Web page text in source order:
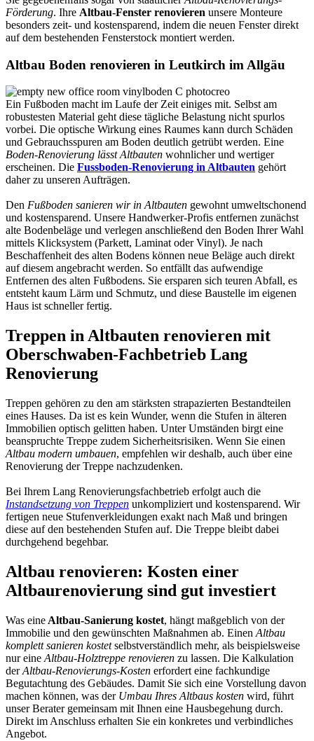
Förderung. Ihre Altbau-Fenster renovieren unsere Monteure
besonders zeit- und kostensparend, indem die neuen Fenster direkt
auf dem bestehenden Fensterstock montiert werden.
Altbau Boden renovieren in Leutkirch im Allgäu
Ein Fußboden macht im Laufe der Zeit einiges mit. Selbst am
robustesten Material geht diese tägliche Belastung nicht spurlos
vorbei. Die optische Wirkung eines Raumes kann durch Schäden
und Gebrauchsspuren am Boden deutlich getrübt werden. Eine
Boden-Renovierung lässt Altbauten wohnlicher und wertiger
erscheinen. Die Fussboden-Renovierung in Altbauten gehört
daher zu unseren Aufträgen.
Den Fußboden sanieren wir in Altbauten gewohnt umweltschonend
und kostensparend. Unsere Handwerker-Profis entfernen zunächst
alte Bodenbeläge und verlegen anschließend den Boden Ihrer Wahl
mittels Klicksystem (Parkett, Laminat oder Vinyl). Je nach
Beschaffenheit des alten Bodens können neue Beläge auch direkt
auf diesem angebracht werden. So entfällt das aufwendige
Entfernen des alten Fußbodens. Sie ersparen sich teuren Abfall, es
entsteht kaum Lärm und Schmutz, und diese Baustelle im eigenen
Haus ist schneller fertig.
Treppen in Altbauten renovieren mit
Oberschwaben-Fachbetrieb Lang
Renovierung
Treppen gehören zu den am stärksten strapazierten Bestandteilen
eines Hauses. Da ist es kein Wunder, wenn die Stufen in älteren
Immobilien optisch gelitten haben. Unter Umständen birgt eine
beanspruchte Treppe zudem Sicherheitsrisiken. Wenn Sie einen
Altbau modern umbauen, empfehlen wir deshalb, auch über eine
Renovierung der Treppe nachzudenken.
Bei Ihrem Lang Renovierungsfachbetrieb erfolgt auch die
Instandsetzung von Treppen unkompliziert und kostensparend. Wir
fertigen neue Stufenverkleidungen exakt nach Maß und bringen
diese auf den bestehenden Stufen auf. Die Treppe bleibt dabei
durchgehend begehbar.
Altbau renovieren: Kosten einer
Altbaurenovierung sind gut investiert
Was eine Altbau-Sanierung kostet, hängt maßgeblich von der
Immobilie und den gewünschten Maßnahmen ab. Einen Altbau
komplett sanieren kostetselbstverständlich mehr, als beispielsweise
nur eine Altbau-Holztreppe renovieren zu lassen. Die Kalkulation
derAltbau-Renovierungs-Kosten erfordert eine fachkundige
Begutachtung des Gebäudes. Damit Sie sich eine Vorstellung davon
machen können, was der Umbau Ihres Altbaus kosten wird, führt
unser Berater gemeinsam mit Ihnen eine Hausbegehung durch.
Direkt im Anschluss erhalten Sie ein konkretes und verbindliches
Angebot.